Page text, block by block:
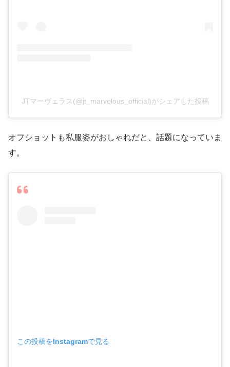
JTマーヴェラス(@jt_marvelous_official)がシェアした投稿
オフショットも私服姿がおしゃれだと、話題になっていま
す。
この投稿をInstagramで見る